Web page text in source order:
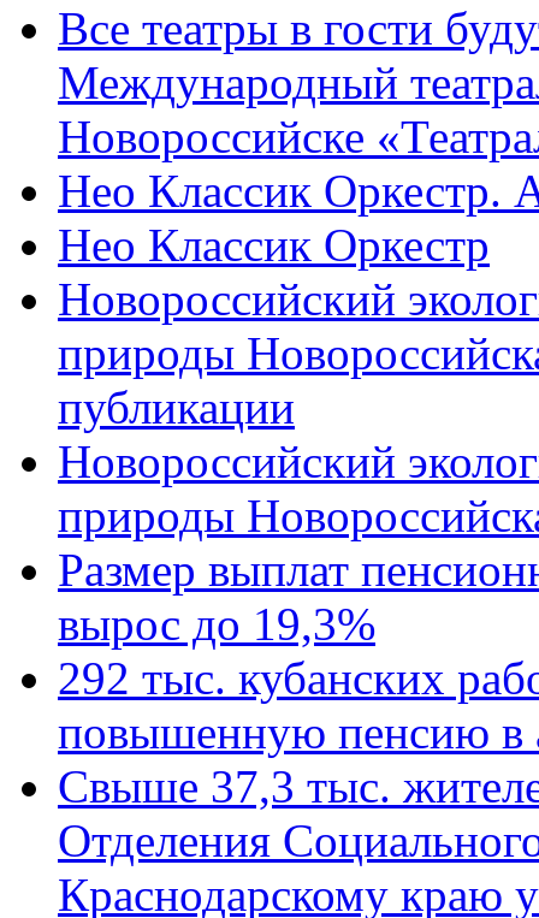
Все театры в гости
Международный
Новороссийске
Нео Классик Оркестр.
Нео Классик Оркестр
Новороссийский
природы
публикации
Новороссийский
природы
Размер выплат
вырос до 19,3%
292 тыс. кубанских
повышенную пенсию в
Свыше 37,3 тыс.
Отделения
Краснодарскому краю